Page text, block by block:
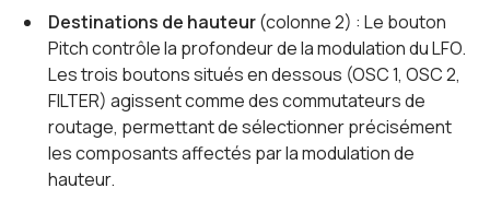
Destinations de hauteur(colonne 2) : Le bouton
Pitch contrôle la profondeur de la modulation du LFO.
Les trois boutons situés en dessous (OSC 1, OSC 2,
FILTER) agissent comme des commutateurs de
routage, permettant de sélectionner précisément
les composants affectés par la modulation de
hauteur.